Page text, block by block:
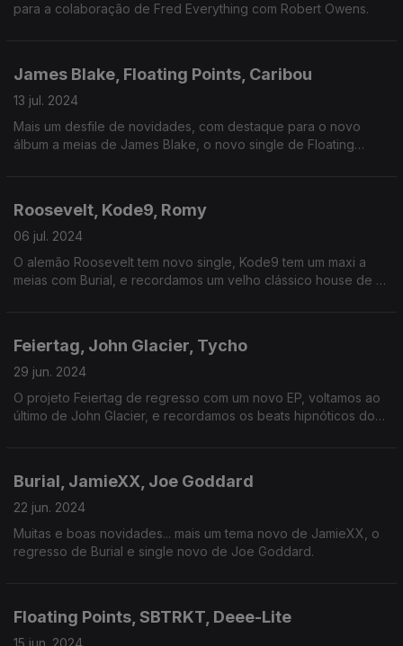
para a colaboração de Fred Everything com Robert Owens.
James Blake, Floating Points, Caribou
13 jul. 2024
Mais um desfile de novidades, com destaque para o novo
álbum a meias de James Blake, o novo single de Floating
Roosevelt, Kode9, Romy
06 jul. 2024
O alemão Roosevelt tem novo single, Kode9 tem um maxi a
meias com Burial, e recordamos um velho clássico house de St
Feiertag, John Glacier, Tycho
29 jun. 2024
O projeto Feiertag de regresso com um novo EP, voltamos ao
último de John Glacier, e recordamos os beats hipnóticos dos
Burial, JamieXX, Joe Goddard
22 jun. 2024
Muitas e boas novidades... mais um tema novo de JamieXX, o
regresso de Burial e single novo de Joe Goddard.
Floating Points, SBTRKT, Deee-Lite
15 jun. 2024